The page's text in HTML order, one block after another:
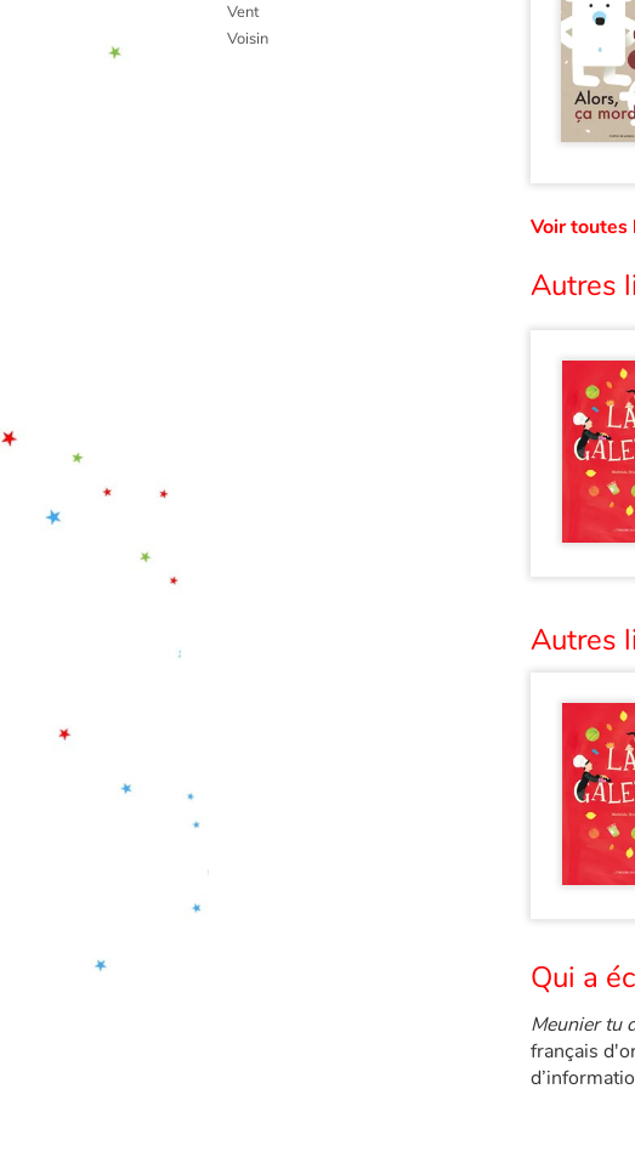
Vent
Voisin
Voir toutes
Autres
Autres
Qui a
Meunier tu
français